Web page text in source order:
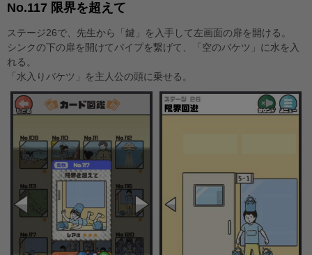
No.117 限界を超えて
ステージ26で、先生から「鍵」を入手して左画面の扉を開ける。
シンクの下の扉を開けてパイプを繋げて、「空のバケツ」に水を入
れる。
「水入りバケツ」を主人公の頭に乗せる。